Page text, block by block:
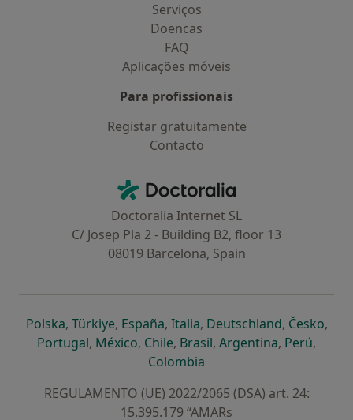
Serviços
Doencas
FAQ
Aplicações móveis
Para profissionais
Registar gratuitamente
Contacto
Doctoralia - Homepage
Doctoralia Internet SL
C/ Josep Pla 2 - Building B2, floor 13
08019 Barcelona, Spain
Polskaabre num novo separador
, Türkiyeabre num novo separador
, Españaabre num novo separador
, Italiaabre num novo
, Deutschlandabre num
, Česko,
Portugalabre num novo separador
, Méxicoabre num novo separador
, Chileabre num novo separador
, Brasilabre num novo
, Argentinaabre num
, Perúabre
,
Colombia
REGULAMENTO (UE) 2022/2065 (DSA) art. 24:
15.395.179 “AMARs